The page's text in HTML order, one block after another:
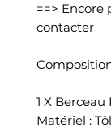
==> Encore
contacter
1 X
Matériel :